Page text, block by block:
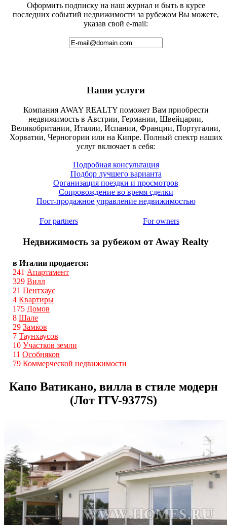
Оформить подписку на наш журнал и быть в курсе
последних событий недвижимости за рубежом Вы можете,
указав свой e-mail:
Наши услуги
Компания AWAY REALTY поможет Вам приобрести
недвижимость в Австрии, Германии, Швейцарии,
Великобритании, Италии, Испании, Франции, Португалии,
Хорватии, Черногории или на Кипре. Полный спектр наших
услуг включает в себя:
Подробная консультация
Подбор лучшего варианта
Организация поездки и просмотров
Сопровождение во время сделки
Пост-продажное управление недвижимостью
For partners For owners
Недвижимость за рубежом от Away Realty
в Италии продается:
241 Апартамент
329 Вилл
21 Пентхаус
4 Квартиры
175 Домов
8 Шале
29 Замков
7 Таунхаусов
10 Участков земли
11 Особняков
79 Коммерческой недвижимости
Капо Ватикано, вилла в стиле модерн
(Лот ITV-9377S)